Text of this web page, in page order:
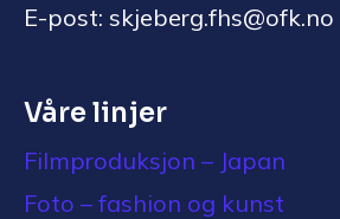
E-post: skjeberg.fhs@ofk.no
Våre linjer
Filmproduksjon – Japan
Foto – fashion og kunst